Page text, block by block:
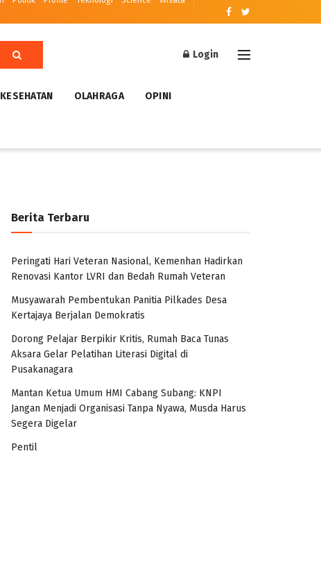
Login
KESEHATAN OLAHRAGA OPINI
Berita Terbaru
Peringati Hari Veteran Nasional, Kemenhan Hadirkan
Renovasi Kantor LVRI dan Bedah Rumah Veteran
Musyawarah Pembentukan Panitia Pilkades Desa
Kertajaya Berjalan Demokratis
Dorong Pelajar Berpikir Kritis, Rumah Baca Tunas
Aksara Gelar Pelatihan Literasi Digital di
Pusakanagara
Mantan Ketua Umum HMI Cabang Subang: KNPI
Jangan Menjadi Organisasi Tanpa Nyawa, Musda Harus
Segera Digelar
Pentil